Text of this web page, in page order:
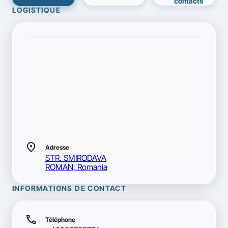
LOGISTIQUE
location_on Adresse
STR. SMIRODAVA
ROMAN, Romania
INFORMATIONS DE CONTACT
call Téléphone